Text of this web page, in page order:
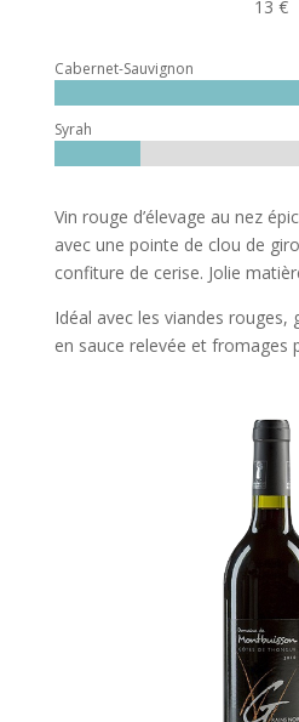
13 €
Cabernet-Sauvignon
Syrah
Vin rouge d’élevage au nez
avec une pointe de clou de
confiture de cerise. Jolie
Idéal avec les viandes
en sauce relevée et fromages